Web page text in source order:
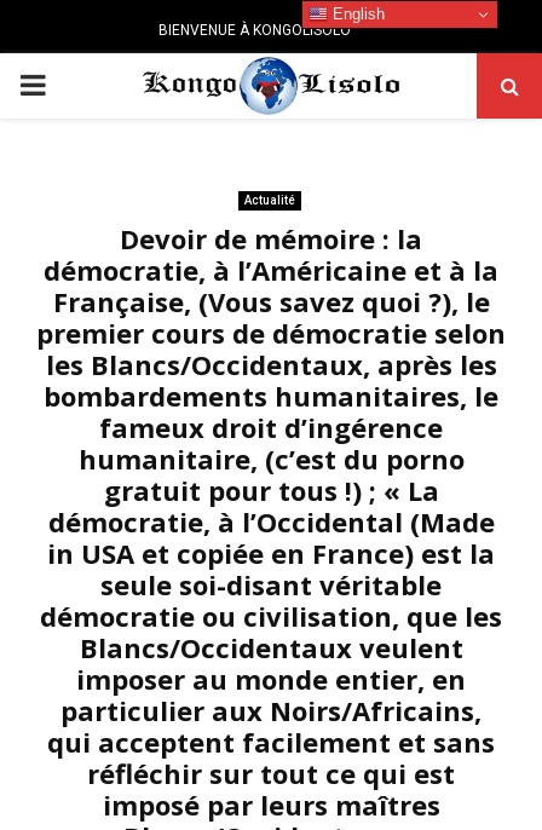
BIENVENUE À KONGOLISOLO
PRIMARY
Actualité
Devoir de mémoire : la
démocratie, à l’Américaine et à la
Française, (Vous savez quoi ?), le
premier cours de démocratie selon
les Blancs/Occidentaux, après les
bombardements humanitaires, le
fameux droit d’ingérence
humanitaire, (c’est du porno
gratuit pour tous !) ; « La
démocratie, à l’Occidental (Made
in USA et copiée en France) est la
seule soi-disant véritable
démocratie ou civilisation, que les
Blancs/Occidentaux veulent
imposer au monde entier, en
particulier aux Noirs/Africains,
qui acceptent facilement et sans
réfléchir sur tout ce qui est
imposé par leurs maîtres
English